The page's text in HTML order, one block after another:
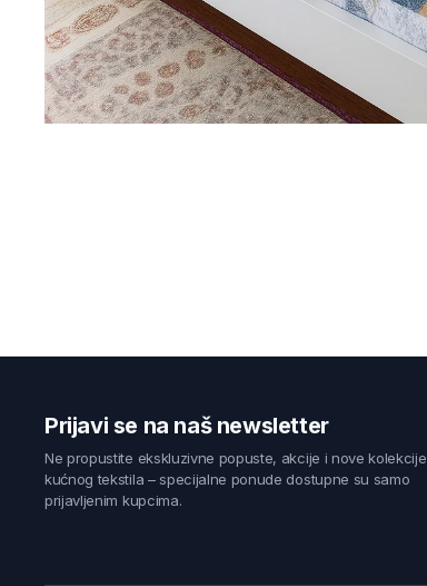
Prijavi se na naš newsletter
Ne propustite ekskluzivne popuste, akcije i nove kolekcije
kućnog tekstila – specijalne ponude dostupne su samo
prijavljenim kupcima.